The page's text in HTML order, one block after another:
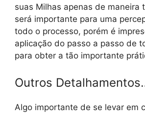
suas Milhas apenas de maneira
será importante para uma
todo o processo, porém é
aplicação do passo a passo de
para obter a tão importante
Outros
Algo importante de se levar em